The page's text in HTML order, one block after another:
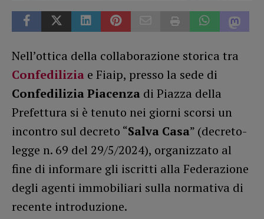
Nell’ottica della collaborazione storica tra
Confedilizia e Fiaip, presso la sede di
Confedilizia Piacenza di Piazza della
Prefettura si è tenuto nei giorni scorsi un
incontro sul decreto “Salva Casa” (decreto-
legge n. 69 del 29/5/2024), organizzato al
fine di informare gli iscritti alla Federazione
degli agenti immobiliari sulla normativa di
recente introduzione.